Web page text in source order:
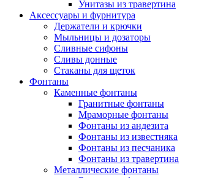
Унитазы из травертина
Аксессуары и фурнитура
Держатели и крючки
Мыльницы и дозаторы
Сливные сифоны
Сливы донные
Стаканы для щеток
Фонтаны
Каменные фонтаны
Гранитные фонтаны
Мраморные фонтаны
Фонтаны из андезита
Фонтаны из известняка
Фонтаны из песчаника
Фонтаны из травертина
Металлические фонтаны